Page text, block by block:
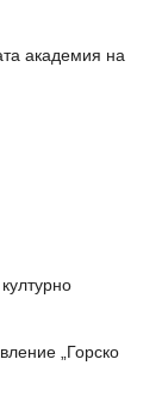
академия на
„Горско